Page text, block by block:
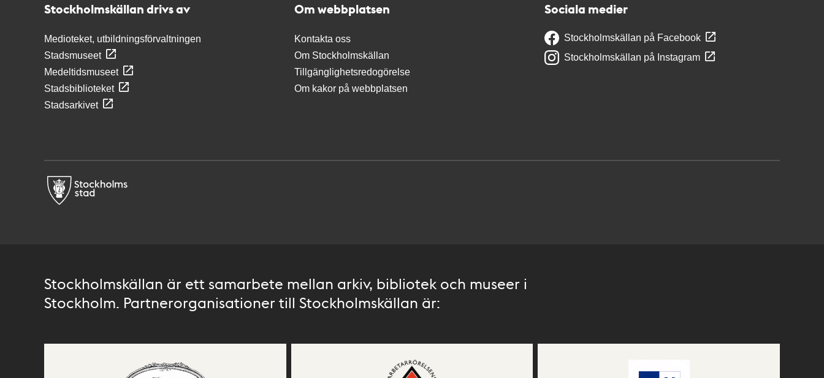
Stockholmskällan drivs av
Medioteket, utbildningsförvaltningen
Stadsmuseet
Medeltidsmuseet
Stadsbiblioteket
Stadsarkivet
Om webbplatsen
Kontakta oss
Om Stockholmskällan
Tillgänglighetsredogörelse
Om kakor på webbplatsen
Sociala medier
Stockholmskällan på Facebook
Stockholmskällan på Instagram
Stockholmskällan är ett samarbete mellan arkiv, bibliotek och museer i
Stockholm. Partnerorganisationer till Stockholmskällan är: